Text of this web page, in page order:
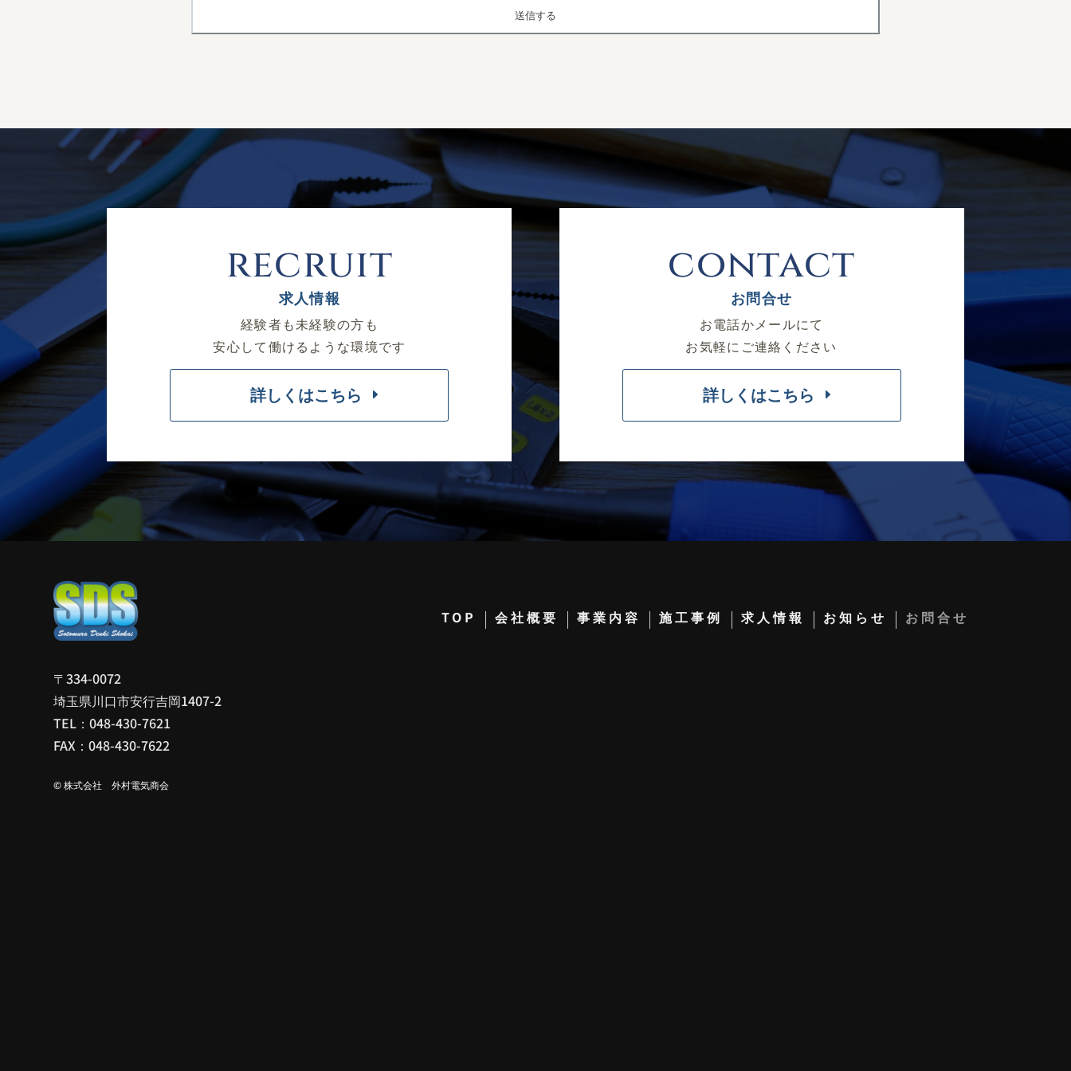
お問い合わせ
電話番号：048-430-7621
recruit
求人情報
経験者も未経験の方も
安心して働けるような環境です
詳しくはこちら
contact
お問合せ
お電話かメールにて
お気軽にご連絡ください
詳しくはこちら
〒334-0072
埼玉県川口市安行吉岡1407-2
TEL ：048-430-7621
FAX：048-430-7622
© 株式会社 外村電気商会
TOP 会社概要 事業内容 施工事例 求人情報 お知らせ お問合せ